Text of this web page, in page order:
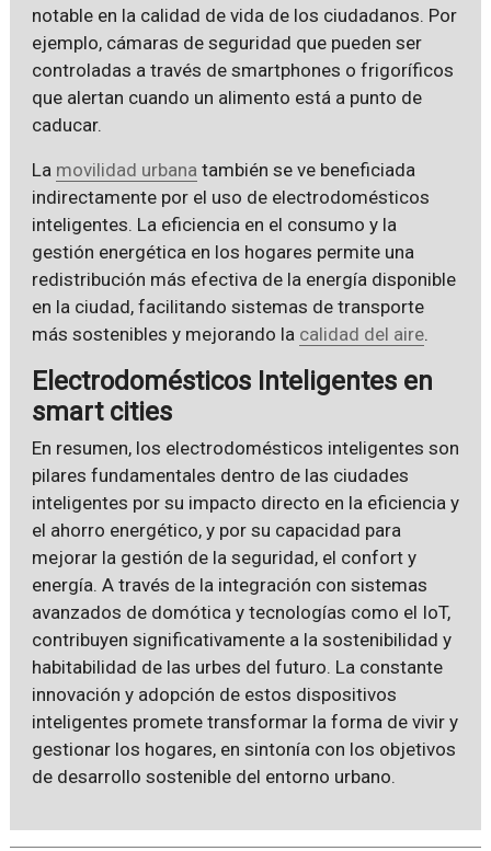
notable en la calidad de vida de los ciudadanos. Por
ejemplo, cámaras de seguridad que pueden ser
controladas a través de smartphones o frigoríficos
que alertan cuando un alimento está a punto de
caducar.
La movilidad urbana también se ve beneficiada
indirectamente por el uso de electrodomésticos
inteligentes. La eficiencia en el consumo y la
gestión energética en los hogares permite una
redistribución más efectiva de la energía disponible
en la ciudad, facilitando sistemas de transporte
más sostenibles y mejorando la calidad del aire.
Electrodomésticos Inteligentes en
smart cities
En resumen, los electrodomésticos inteligentes son
pilares fundamentales dentro de las ciudades
inteligentes por su impacto directo en la eficiencia y
el ahorro energético, y por su capacidad para
mejorar la gestión de la seguridad, el confort y
energía. A través de la integración con sistemas
avanzados de domótica y tecnologías como el IoT,
contribuyen significativamente a la sostenibilidad y
habitabilidad de las urbes del futuro. La constante
innovación y adopción de estos dispositivos
inteligentes promete transformar la forma de vivir y
gestionar los hogares, en sintonía con los objetivos
de desarrollo sostenible del entorno urbano.